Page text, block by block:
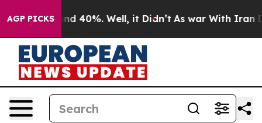
AGP PICKS
Around 40%. Well, it Didn’t As war With Iran